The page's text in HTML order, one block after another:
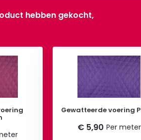
hebben gekocht,
Gewatteerde voering
€ 5,90 Per meter